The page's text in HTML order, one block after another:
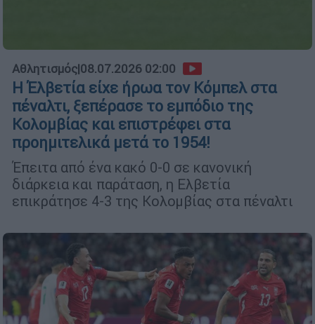
Αθλητισμός|08.07.2026 02:00
Η Έλβετία είχε ήρωα τον Κόμπελ στα
πέναλτι, ξεπέρασε το εμπόδιο της
Κολομβίας και επιστρέφει στα
προημιτελικά μετά το 1954!
Έπειτα από ένα κακό 0-0 σε κανονική
διάρκεια και παράταση, η Ελβετία
επικράτησε 4-3 της Κολομβίας στα πέναλτι